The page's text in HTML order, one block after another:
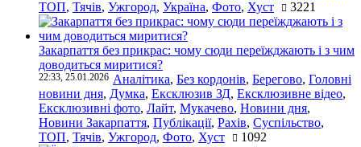
ТОП, Тячів, Ужгород, Україна, Фото, Хуст 3221
Закарпаття без прикрас: чому сюди переїжджають і з чим
доводиться миритися?
22:33, 25.01.2026 Аналітика, Без кордонів, Берегово, Головні
новини дня, Думка, Ексклюзив ЗД, Ексклюзивне відео,
Ексклюзивні фото, Лайт, Мукачево, Новини дня,
Новини Закарпаття, Публікації, Рахів, Суспільство,
ТОП, Тячів, Ужгород, Фото, Хуст 1092